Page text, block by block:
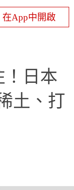
在App中開啟
！日本
土、打